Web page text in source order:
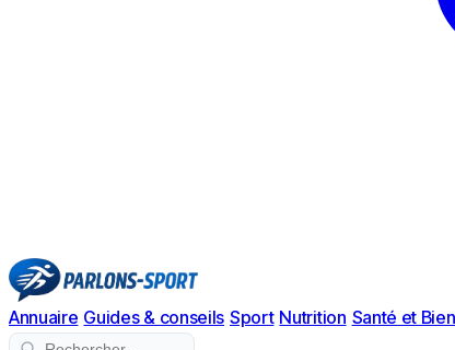
Annuaire Guides & conseils Sport Nutrition Santé et